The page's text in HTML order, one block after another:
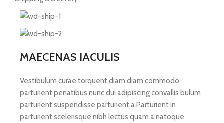
MAECENAS IACULIS
Vestibulum curae torquent diam diam commodo
parturient penatibus nunc dui adipiscing convallis bulum
parturient suspendisse parturient a.Parturient in
parturient scelerisque nibh lectus quam a natoque